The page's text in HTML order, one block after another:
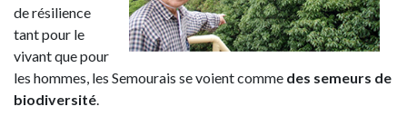
de résilience
tant pour le
vivant que pour
les hommes, les Semourais se voient comme des semeurs de
biodiversité